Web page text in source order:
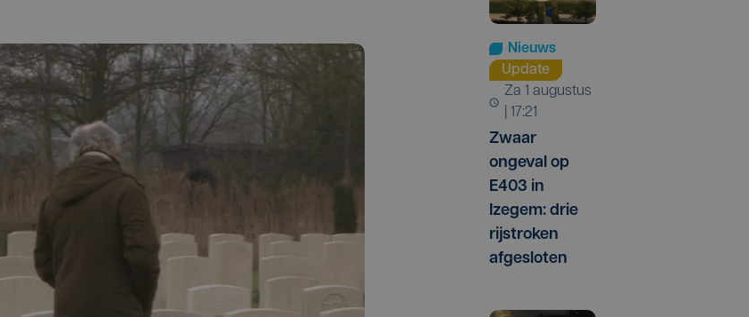
Nieuws
Update
za 1 augustus
| 17:21
Zwaar
ongeval op
E403 in
Izegem: drie
rijstroken
afgesloten